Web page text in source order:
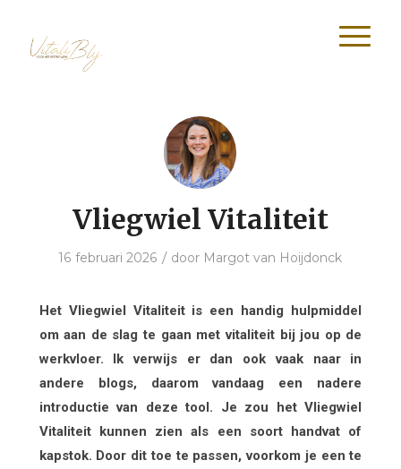
Vliegwiel Vitaliteit
16 februari 2026 / door Margot van Hoijdonck
Het Vliegwiel Vitaliteit is een handig hulpmiddel
om aan de slag te gaan met vitaliteit bij jou op de
werkvloer. Ik verwijs er dan ook vaak naar in
andere blogs, daarom vandaag een nadere
introductie van deze tool. Je zou het Vliegwiel
Vitaliteit kunnen zien als een soort handvat of
kapstok. Door dit toe te passen, voorkom je een te